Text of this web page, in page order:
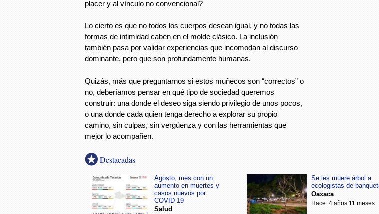
placer y al vínculo no convencional?
Lo cierto es que no todos los cuerpos desean igual, y no todas las
formas de intimidad caben en el molde clásico. La inclusión
también pasa por validar experiencias que incomodan al discurso
dominante, pero que son profundamente humanas.
Quizás, más que preguntarnos si estos muñecos son “correctos” o
no, deberíamos pensar en qué tipo de sociedad queremos
construir: una donde el deseo siga siendo privilegio de unos pocos,
o una donde cada quien tenga derecho a explorar su propio
camino, sin culpas, sin vergüenza y con las herramientas que
mejor lo acompañen.
Destacadas
Agosto, mes con un
aumento en muertes y
casos nuevos por
COVID-19
Salud
Se les muere árbol a
ecologistas de
Oaxaca
Hace: 4 años 11 meses